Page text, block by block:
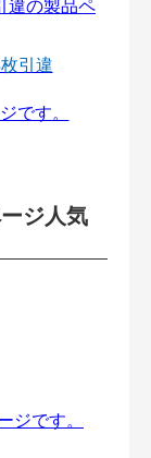
引違
ジ人気